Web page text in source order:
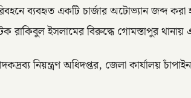
ব্যবহৃত একটি চার্জার অটোভ্যান জব্দ করা
ইসলামের বিরুদ্ধে গোমস্তাপুর থানায়
নিয়ন্ত্রণ অধিদপ্তর, জেলা কার্যালয়